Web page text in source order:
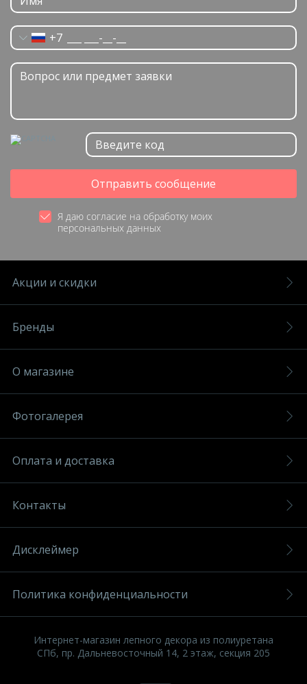
+7
Отправить сообщение
Я даю согласие на обработку моих
персональных данных
Акции и скидки
Бренды
О магазине
Фотогалерея
Оплата и доставка
Контакты
Дисклеймер
Политика конфиденциальности
Интернет-магазин лепного декора из полиуретана
СПб, пр. Дальневосточный 14, 2 этаж, секция 205